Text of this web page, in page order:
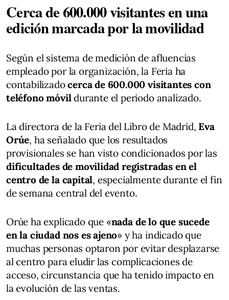
Cerca de 600.000 visitantes en una
edición marcada por la movilidad
Según el sistema de medición de afluencias
empleado por la organización, la Feria ha
contabilizadocerca de 600.000 visitantes con
teléfono móvildurante el periodo analizado.
La directora de la Feria del Libro de Madrid, Eva
Orúe, ha señalado que los resultados
provisionales se han visto condicionados por las
dificultades de movilidad registradas en el
centro de la capital, especialmente durante el fin
de semana central del evento.
Orúe ha explicado que «nada de lo que sucede
en la ciudad nos es ajeno» y ha indicado que
muchas personas optaron por evitar desplazarse
al centro para eludir las complicaciones de
acceso, circunstancia que ha tenido impacto en
la evolución de las ventas.